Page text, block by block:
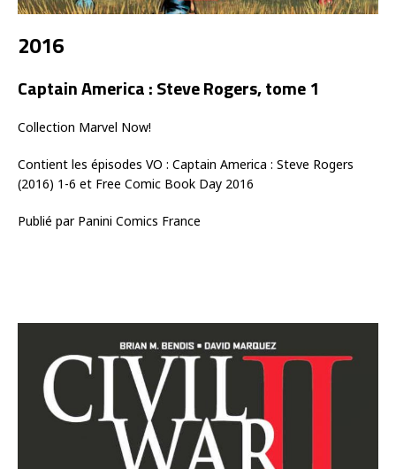
2016
Captain America : Steve Rogers, tome 1
Collection Marvel Now!
Contient les épisodes VO : Captain America : Steve Rogers
(2016) 1-6 et Free Comic Book Day 2016
Publié par Panini Comics France